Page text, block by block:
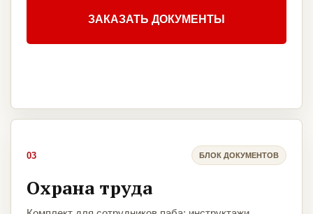
ЗАКАЗАТЬ ДОКУМЕНТЫ
03 БЛОК ДОКУМЕНТОВ
Охрана труда